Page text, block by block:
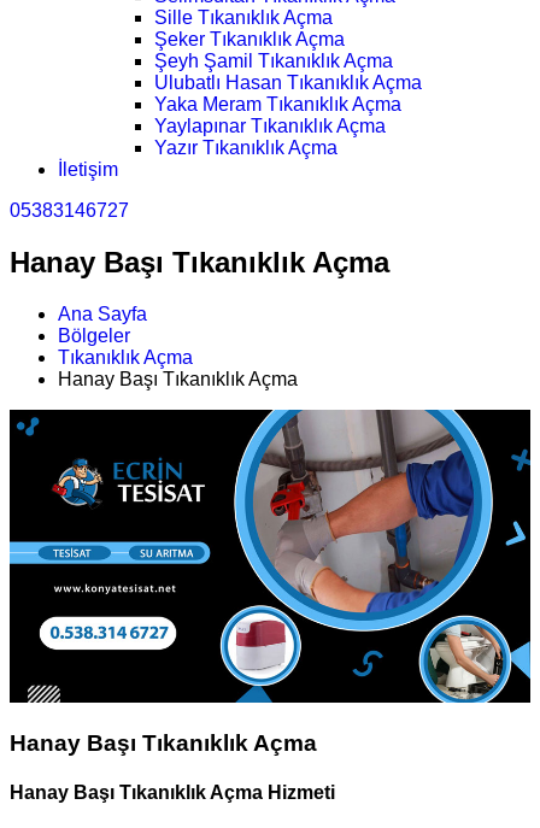
Sille Tıkanıklık Açma
Şeker Tıkanıklık Açma
Şeyh Şamil Tıkanıklık Açma
Ulubatlı Hasan Tıkanıklık Açma
Yaka Meram Tıkanıklık Açma
Yaylapınar Tıkanıklık Açma
Yazır Tıkanıklık Açma
İletişim
05383146727
Hanay Başı Tıkanıklık Açma
Ana Sayfa
Bölgeler
Tıkanıklık Açma
Hanay Başı Tıkanıklık Açma
Hanay Başı Tıkanıklık Açma
Hanay Başı Tıkanıklık Açma Hizmeti